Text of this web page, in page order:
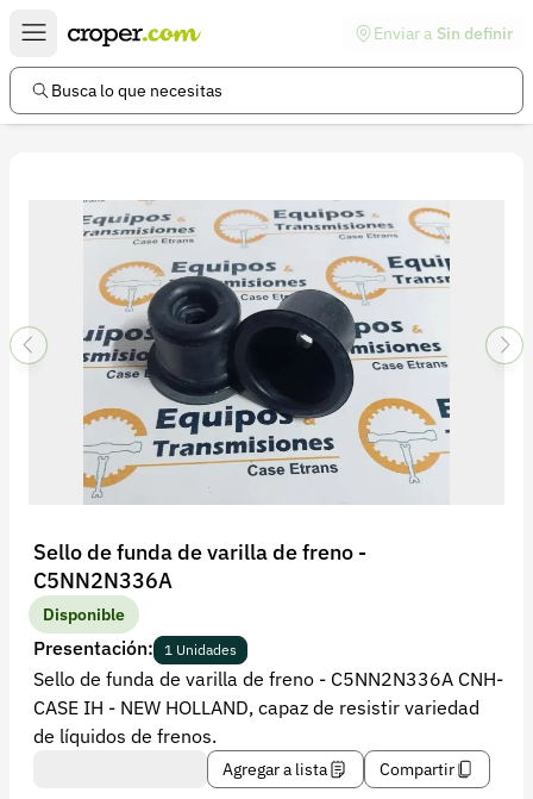
Enviar a Sin definir
Busca lo que necesitas
Sello de funda de varilla de freno -
C5NN2N336A
Disponible
Presentación: 1 Unidades
Sello de funda de varilla de freno - C5NN2N336A CNH-
CASE IH - NEW HOLLAND, capaz de resistir variedad
de líquidos de frenos.
Agregar a lista Compartir
Enlaces de interés
Preguntas frecuentes
Información legal
Términos y condiciones
Política de devoluciones
Política de privacidad
Iniciar sesión
Registrarse
Recuperar contraseña
Contacto
Soporte
+57 323 2931928
contacto@croper.com
© 2026 Croper.com Todos los derechos reservados